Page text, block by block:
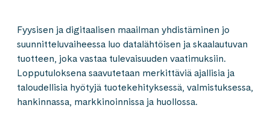
Fyysisen ja digitaalisen maailman yhdistäminen jo
suunnitteluvaiheessa luo datalähtöisen ja skaalautuvan
tuotteen, joka vastaa tulevaisuuden vaatimuksiin.
Lopputuloksena saavutetaan merkittäviä ajallisia ja
taloudellisia hyötyjä tuotekehityksessä, valmistuksessa,
hankinnassa, markkinoinnissa ja huollossa.